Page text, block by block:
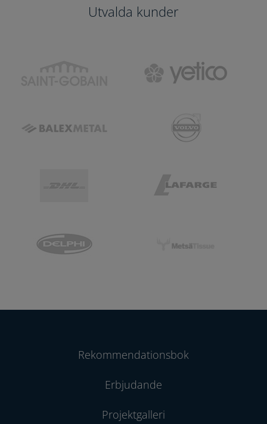
Utvalda kunder
Rekommendationsbok
Erbjudande
Projektgalleri